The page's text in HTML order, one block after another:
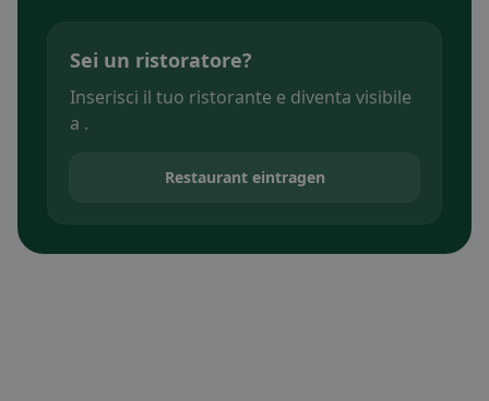
Sei un ristoratore?
Inserisci il tuo ristorante e diventa visibile
a .
Restaurant eintragen